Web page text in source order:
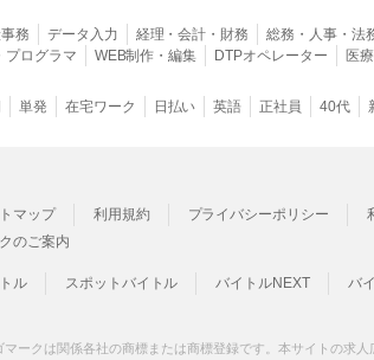
務 データ入力 経理・会計・財務 総務・人事・法
プログラマ
WEB制作・編集 DTPオペレーター 医
単発 在宅ワーク 日払い 英語 正社員 40代
マップ 利用規約 プライバシーポリシー
のご案内
ル スポットバイトル バイトルNEXT バ
マークは関係各社の商標または商標登録です。本サイトの求